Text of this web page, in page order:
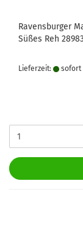
Ravensburger
Süßes Reh
Lieferzeit: sofort